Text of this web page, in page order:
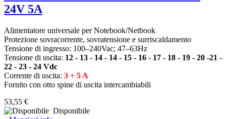
24V 5A
Alimentatore universale per Notebook/Netbook
Protezione sovracorrente, sovratensione e surriscaldamento
Tensione di ingresso: 100–240Vac; 47–63Hz
Tensione di uscita: 12 - 13 - 14 - 14 - 15 - 16 - 17 - 18 - 19 - 20 -21 -
22 - 23 - 24 Vdc
Corrente di uscita: 3 ÷ 5 A
Fornito con otto spine di uscita intercambiabili
53,55 €
Disponibile